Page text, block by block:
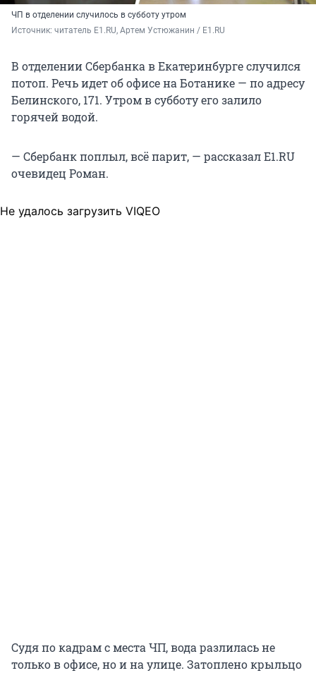
ЧП в отделении случилось в субботу утром
Источник: читатель E1.RU, Артем Устюжанин / E1.RU
В отделении Сбербанка в Екатеринбурге случился
потоп. Речь идет об офисе на Ботанике — по адресу
Белинского, 171. Утром в субботу его залило
горячей водой.
— Сбербанк поплыл, всё парит, — рассказал E1.RU
очевидец Роман.
Не удалось загрузить VIQEO
Судя по кадрам с места ЧП, вода разлилась не
только в офисе, но и на улице. Затоплено крыльцо